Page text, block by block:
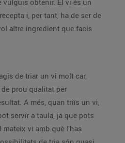
vulguis obtenir. El vi és un
i, per tant, ha de ser de
altre ingredient que facis
de triar un vi molt car,
prou qualitat per
A més, quan triïs un vi,
servir a taula, ja que pots
mateix vi amb què l'has